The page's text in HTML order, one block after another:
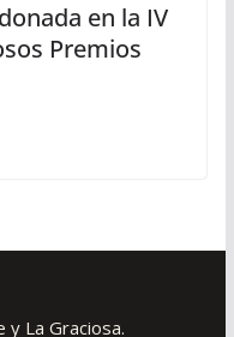
en la IV
Premios
La Graciosa.